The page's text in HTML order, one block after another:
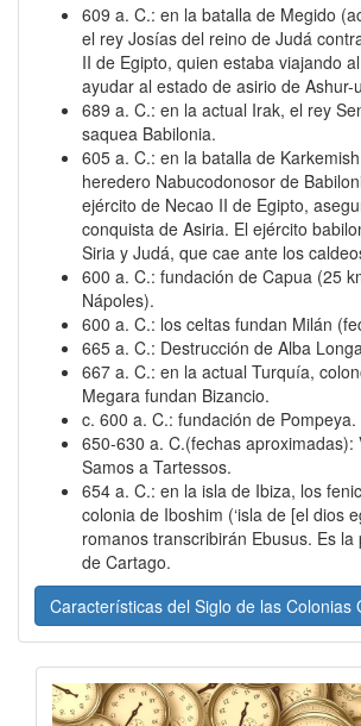
609 a. C.: en la batalla de Megido
el rey Josías del reino de Judá
II de Egipto, quien estaba viajando
ayudar al estado de asirio de Ashur-
689 a. C.: en la actual Irak, el rey
saquea Babilonia.
605 a. C.: en la batalla de
heredero Nabucodonosor de
ejército de Necao II de Egipto,
conquista de Asiria. El ejército
Siria y Judá, que cae ante los
600 a. C.: fundación de Capua (25
Nápoles).
600 a. C.: los celtas fundan Milán
665 a. C.: Destrucción de Alba
667 a. C.: en la actual Turquía,
Megara fundan Bizancio.
c. 600 a. C.: fundación de Pompeya.
650-630 a. C.(fechas aproximadas):
Samos a Tartessos.
654 a. C.: en la isla de Ibiza, los
colonia de Iboshim (‘isla de [el dios
romanos transcribirán Ebusus. Es la
de Cartago.
Características del Siglo de las Colonias